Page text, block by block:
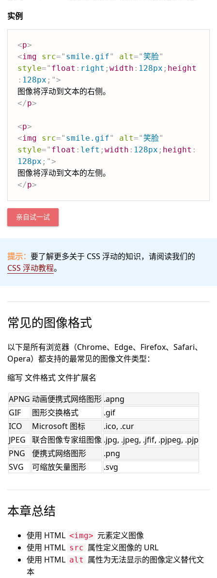
实例
<p>
<img src=" smile.gif" alt="笑脸"
style=" float : right ; width : 128px ; height
: 128px ; ">
</p>
<p>
<img src=" smile.gif" alt="笑脸"
style=" float : left ; width : 128px ; height :
128px ; ">
</p>
亲自试一试
提示： 要了解更多关于 CSS 浮动的知识，请阅读我们的
CSS 浮动教程。
常见的图像格式
以下是所有浏览器（Chrome、Edge、Firefox、Safari、
Opera）都支持的最常见的图像文件类型：
缩写 文件格式 文件扩展名
APNG 动画便携式网络图形 .apng
GIF
图形交换格式
.gif
ICO
Microsoft 图标
.ico, .cur
JPEG
联合图像专家组图像 .jpg, .jpeg, .jfif, .pjpeg, .pjp
PNG
便携式网络图形
.png
SVG
可缩放矢量图形 .svg
本章总结
使用 HTML <img> 元素定义图像
使用 HTML src 属性定义图像的 URL
使用 HTML alt 属性为无法显示的图像定义替代文
本